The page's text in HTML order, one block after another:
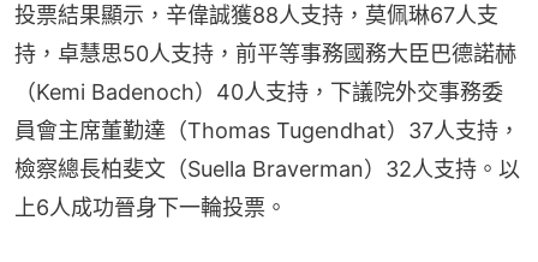
投票結果顯示，辛偉誠獲88人支持，莫佩琳67人支
持，卓慧思50人支持，前平等事務國務大臣巴德諾赫
（Kemi Badenoch）40人支持，下議院外交事務委
員會主席董勤達（Thomas Tugendhat）37人支持，
檢察總長柏斐文（Suella Braverman）32人支持。以
上6人成功晉身下一輪投票。